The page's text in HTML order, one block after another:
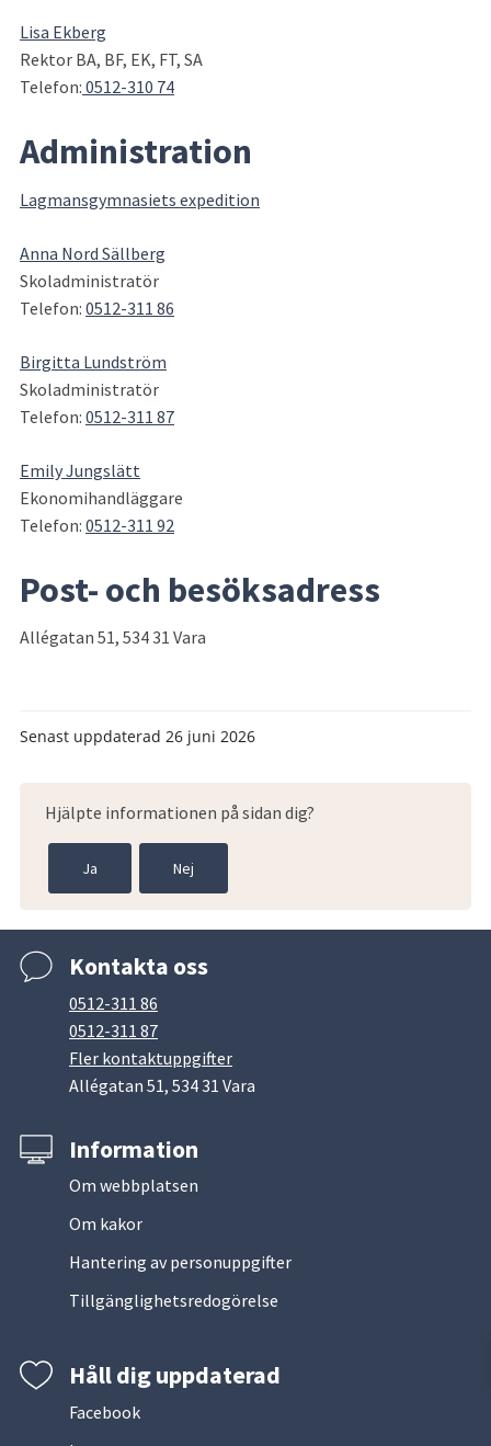
Lisa Ekberg
Rektor BA, BF, EK, FT, SA
Telefon: 0512-310 74
Administration
Lagmansgymnasiets expedition
Anna Nord Sällberg
Skoladministratör
Telefon: 0512-311 86
Birgitta Lundström
Skoladministratör
Telefon: 0512-311 87
Emily Jungslätt
Ekonomihandläggare
Telefon: 0512-311 92
Post- och besöksadress
Allégatan 51, 534 31 Vara
Senast uppdaterad 26 juni 2026
Hjälpte informationen på sidan dig?
Ja Nej
Kontakta oss
0512-311 86
0512-311 87
Fler kontaktuppgifter
Allégatan 51, 534 31 Vara
Information
Om webbplatsen
Om kakor
Hantering av personuppgifter
Tillgänglighetsredogörelse
Håll dig uppdaterad
Facebook